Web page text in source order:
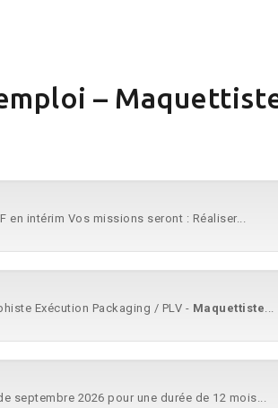
–
F en intérim Vos missions seront : Réaliser...
Exécution Packaging / PLV - Maquettiste...
septembre 2026 pour une durée de 12 mois...